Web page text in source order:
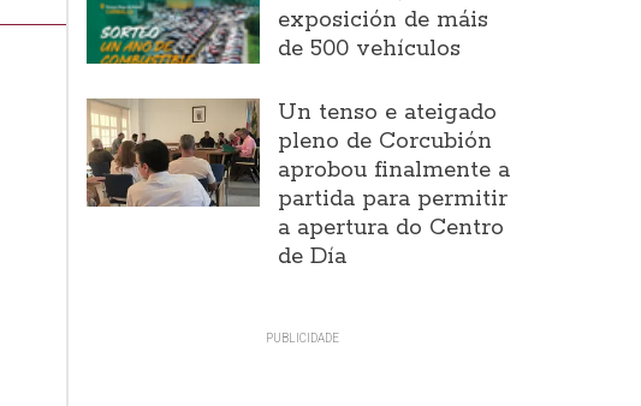
exposición de máis
de 500 vehículos
Un tenso e ateigado
pleno de Corcubión
aprobou finalmente a
partida para permitir
a apertura do Centro
de Día